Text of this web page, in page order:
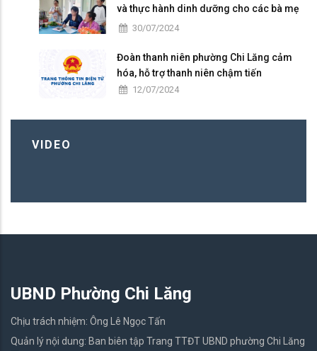
và thực hành dinh dưỡng cho các bà mẹ
có con nhỏ trên địa bàn
30/07/2024
Đoàn thanh niên phường Chi Lăng cảm
hóa, hỗ trợ thanh niên chậm tiến
12/07/2024
VIDEO
UBND Phường Chi Lăng
Chịu trách nhiệm: Ông Lê Ngọc Tấn
Quản lý nội dung: Ban biên tập Trang TTĐT UBND phường Chi Lăng